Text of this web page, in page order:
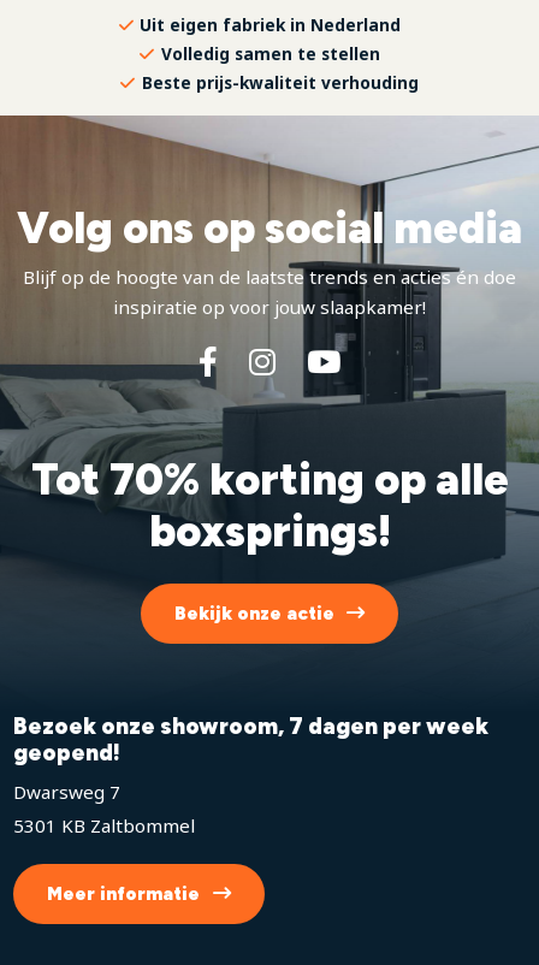
Uit eigen fabriek in Nederland
Volledig samen te stellen
Beste prijs-kwaliteit verhouding
Volg ons op social media
Blijf op de hoogte van de laatste trends en acties én doe
inspiratie op voor jouw slaapkamer!
Tot 70% korting op alle
boxsprings!
Bekijk onze actie
Bezoek onze showroom, 7 dagen per week
geopend!
Dwarsweg 7
5301 KB Zaltbommel
Meer informatie